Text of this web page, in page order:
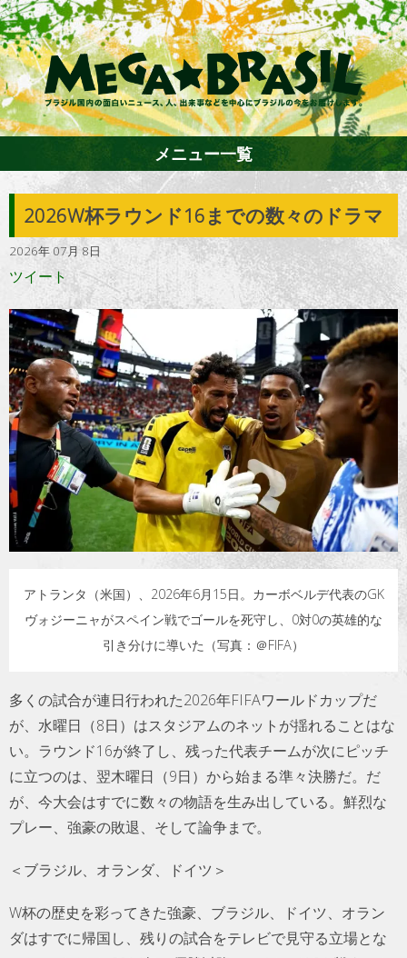
ホーム
ファション
エンターテイメント
グルメ
トラベル
サッカー
PEOPLE
ビジネス
コラム
メニュー一覧
2026W杯ラウンド16までの数々のドラマ
2026年 07月 8日
ツイート
アトランタ（米国）、2026年6月15日。カーボベルデ代表のGK
ヴォジーニャがスペイン戦でゴールを死守し、0対0の英雄的な
引き分けに導いた（写真：＠FIFA）
多くの試合が連日行われた2026年FIFAワールドカップだ
が、水曜日（8日）はスタジアムのネットが揺れることはな
い。ラウンド16が終了し、残った代表チームが次にピッチ
に立つのは、翌木曜日（9日）から始まる準々決勝だ。だ
が、今大会はすでに数々の物語を生み出している。鮮烈な
プレー、強豪の敗退、そして論争まで。
＜ブラジル、オランダ、ドイツ＞
W杯の歴史を彩ってきた強豪、ブラジル、ドイツ、オラン
ダはすでに帰国し、残りの試合をテレビで見守る立場とな